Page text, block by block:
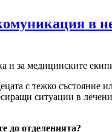
в
и за медицинските
с тежко състояние
ситуации в
до отделенията?